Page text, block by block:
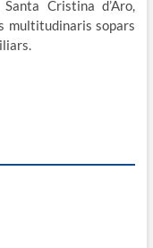
Cristina d’Aro,
multitudinaris sopars